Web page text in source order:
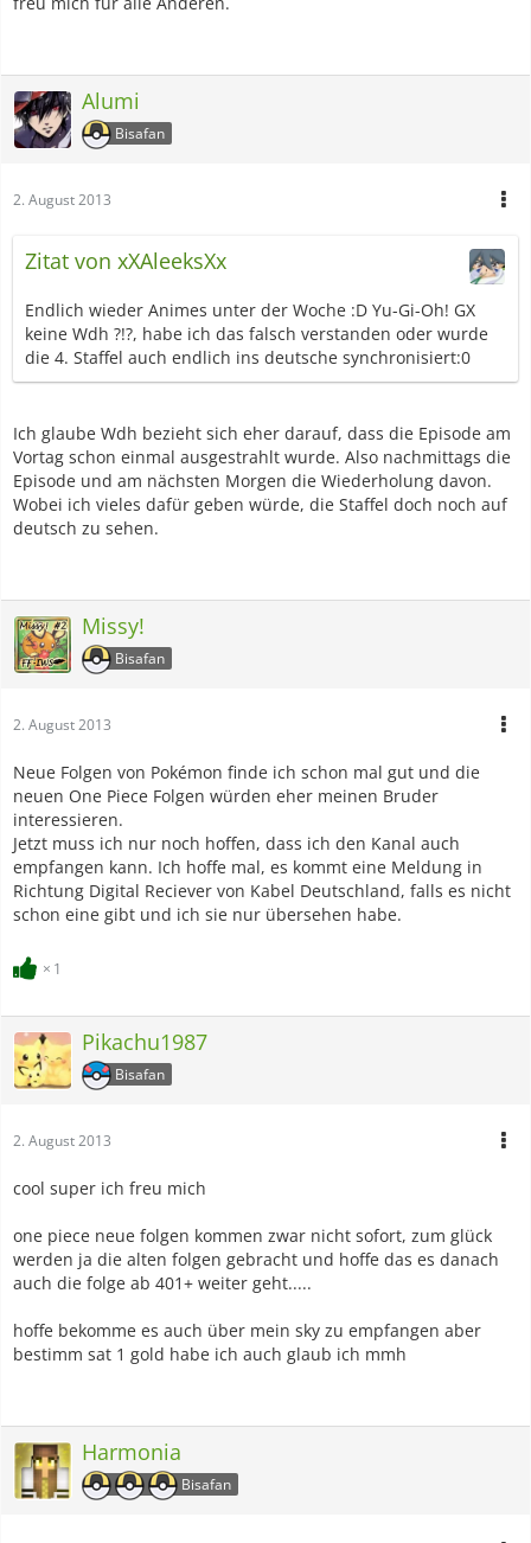
Alumi
Bisafan
2. August 2013
Zitat von xXAleeksXx
Endlich wieder Animes unter der Woche :D Yu-Gi-Oh! GX
keine Wdh ?!?, habe ich das falsch verstanden oder wurde
die 4. Staffel auch endlich ins deutsche synchronisiert:0
Ich glaube Wdh bezieht sich eher darauf, dass die Episode am
Vortag schon einmal ausgestrahlt wurde. Also nachmittags die
Episode und am nächsten Morgen die Wiederholung davon.
Wobei ich vieles dafür geben würde, die Staffel doch noch auf
deutsch zu sehen.
Missy!
Bisafan
2. August 2013
Neue Folgen von Pokémon finde ich schon mal gut und die
neuen One Piece Folgen würden eher meinen Bruder
interessieren.
Jetzt muss ich nur noch hoffen, dass ich den Kanal auch
empfangen kann. Ich hoffe mal, es kommt eine Meldung in
Richtung Digital Reciever von Kabel Deutschland, falls es nicht
schon eine gibt und ich sie nur übersehen habe.
1
Pikachu1987
Bisafan
2. August 2013
cool super ich freu mich
one piece neue folgen kommen zwar nicht sofort, zum glück
werden ja die alten folgen gebracht und hoffe das es danach
auch die folge ab 401+ weiter geht.....
hoffe bekomme es auch über mein sky zu empfangen aber
bestimm sat 1 gold habe ich auch glaub ich mmh
Harmonia
Bisafan